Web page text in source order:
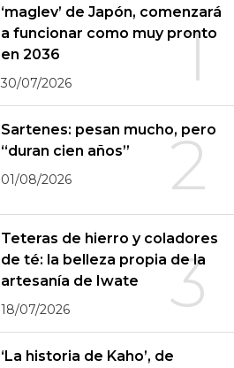
1
‘maglev’ de Japón, comenzará
a funcionar como muy pronto
en 2036
30/07/2026
2
Sartenes: pesan mucho, pero
“duran cien años”
01/08/2026
3
Teteras de hierro y coladores
de té: la belleza propia de la
artesanía de Iwate
18/07/2026
‘La historia de Kaho’, de